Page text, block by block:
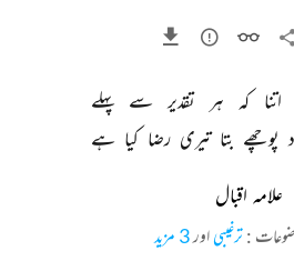
اتنا کہ ہر تقدیر سے پہلے
پوچھے بتا تیری رضا کیا ہے
علامہ اقبال
:ترغیبیاور3 مزید